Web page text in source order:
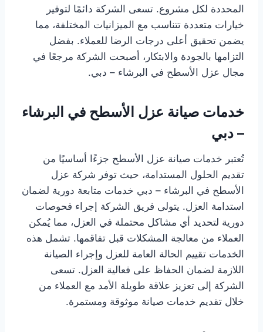
المحددة لكل مشروع. تسعى الشركة دائمًا لتوفير
خيارات متعددة تتناسب مع الميزانيات المختلفة، مما
يضمن تحقيق أعلى درجات الرضا للعملاء. بفضل
التزامها بالجودة والابتكار، أصبحت الشركة مرجعًا في
مجال عزل الأسطح في البرشاء – دبي.
خدمات صيانة عزل الأسطح في البرشاء
– دبي
تُعتبر خدمات صيانة عزل الأسطح جزءًا أساسيًا من
تقديم الحلول المستدامة، حيث توفر شركة عزل
الأسطح في البرشاء – دبي خدمات متابعة دورية لضمان
استدامة العزل. يتولى فريق الشركة إجراء فحوصات
دورية لتحديد أي مشاكل محتملة في العزل، مما يُمكن
العملاء من معالجة المشكلات قبل تفاقمها. تشمل هذه
الخدمات تقييم الحالة العامة للعزل وإجراء الصيانة
اللازمة لضمان الحفاظ على فعالية العزل. تسعى
الشركة إلى تعزيز علاقة طويلة الأمد مع العملاء من
خلال تقديم خدمات صيانة موثوقة ومستمرة.